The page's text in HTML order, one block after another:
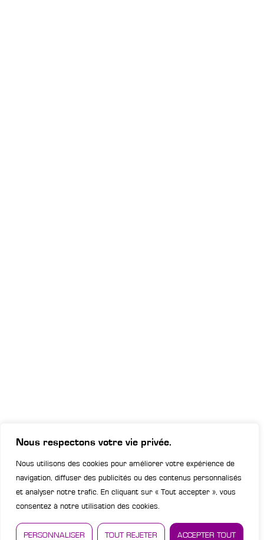
Nous respectons votre vie privée.
Nous utilisons des cookies pour améliorer votre expérience de
navigation, diffuser des publicités ou des contenus personnalisés
et analyser notre trafic. En cliquant sur « Tout accepter », vous
consentez à notre utilisation des cookies.
PERSONNALISER TOUT REJETER ACCEPTER TOUT